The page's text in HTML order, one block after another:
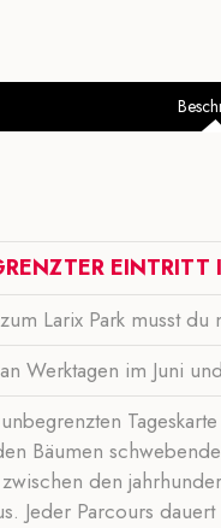
Larix Park musst
an Werktagen im Juni
Bäumen
den
Jeder Parcours